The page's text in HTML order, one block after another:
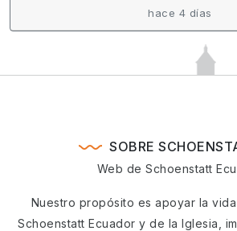
hace 4 días
SOBRE
Web de Schoenstatt
Nuestro propósito es apoyar la
Schoenstatt Ecuador y de la Iglesia,